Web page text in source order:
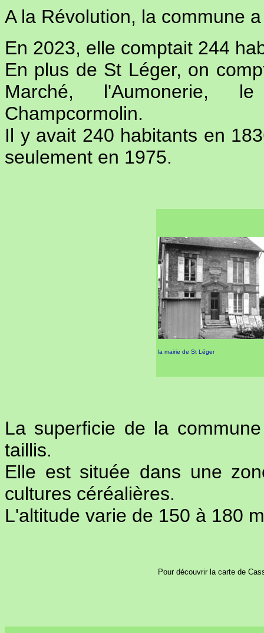
A la Révolution, la commune
En 2023, elle comptait 244
En plus de St Léger, on
Marché, l'Aumonerie,
Champcormolin.
Il y avait 240 habitants en
seulement en 1975.
la mairie de St Léger
La superficie de la
taillis.
Elle est située dans une
cultures céréalières.
L'altitude varie de 150 à 180
Pour découvrir la carte de